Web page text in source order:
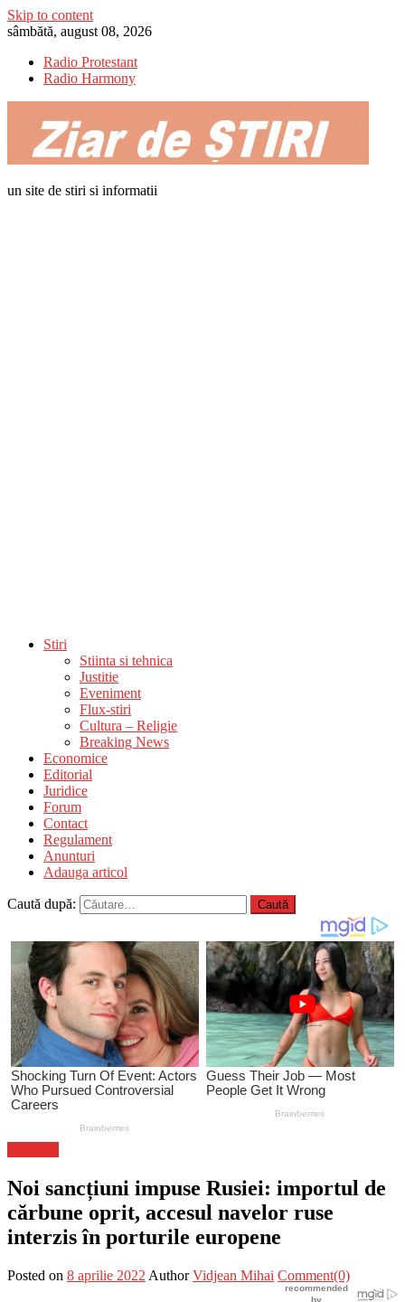
Skip to content
sâmbătă, august 08, 2026
Radio Protestant
Radio Harmony
un site de stiri si informatii
Stiri
Stiinta si tehnica
Justitie
Eveniment
Flux-stiri
Cultura – Religie
Breaking News
Economice
Editorial
Juridice
Forum
Contact
Regulament
Anunturi
Adauga articol
Caută după:
Noi sancțiuni impuse Rusiei: importul de
cărbune oprit, accesul navelor ruse
interzis în porturile europene
Posted on 8 aprilie 2022 Author Vidjean Mihai Comment(0)